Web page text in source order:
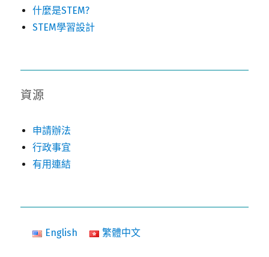
什麼是STEM?
STEM學習設計
資源
申請辦法
行政事宜
有用連結
English 繁體中文